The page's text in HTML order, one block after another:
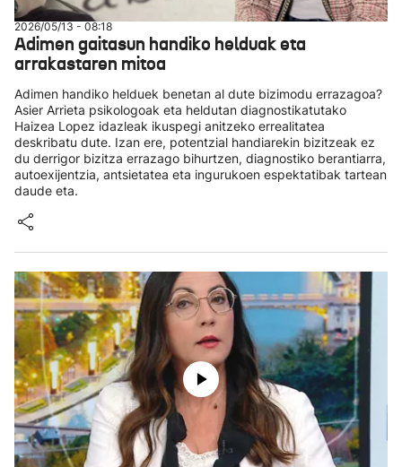
2026/05/13 - 08:18
Adimen gaitasun handiko helduak eta
arrakastaren mitoa
Adimen handiko helduek benetan al dute bizimodu errazagoa?
Asier Arrieta psikologoak eta heldutan diagnostikatutako
Haizea Lopez idazleak ikuspegi anitzeko errealitatea
deskribatu dute. Izan ere, potentzial handiarekin bizitzeak ez
du derrigor bizitza errazago bihurtzen, diagnostiko berantiarra,
autoexijentzia, antsietatea eta ingurukoen espektatibak tartean
daude eta.